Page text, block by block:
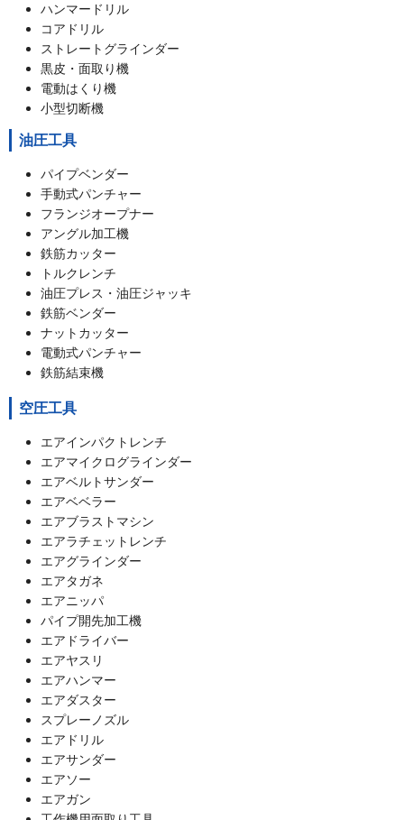
ハンマードリル
コアドリル
ストレートグラインダー
黒皮・面取り機
電動はくり機
小型切断機
油圧工具
パイプベンダー
手動式パンチャー
フランジオープナー
アングル加工機
鉄筋カッター
トルクレンチ
油圧プレス・油圧ジャッキ
鉄筋ベンダー
ナットカッター
電動式パンチャー
鉄筋結束機
空圧工具
エアインパクトレンチ
エアマイクログラインダー
エアベルトサンダー
エアベベラー
エアブラストマシン
エアラチェットレンチ
エアグラインダー
エアタガネ
エアニッパ
パイプ開先加工機
エアドライバー
エアヤスリ
エアハンマー
エアダスター
スプレーノズル
エアドリル
エアサンダー
エアソー
エアガン